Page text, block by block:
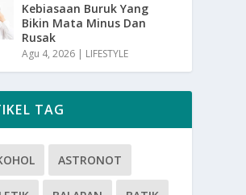
Kebiasaan Buruk Yang
Bikin Mata Minus Dan
Rusak
Agu 4, 2026 | LIFESTYLE
TAG
ASTRONOT